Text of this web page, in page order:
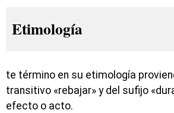
Etimología
te término en su etimología
transitivo «rebajar» y del sufijo
efecto o acto.